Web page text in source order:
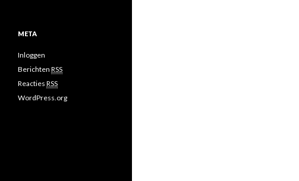
META
Inloggen
Berichten RSS
Reacties RSS
WordPress.org